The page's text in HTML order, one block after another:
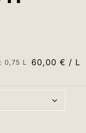
0,75 L 60,00€ / L